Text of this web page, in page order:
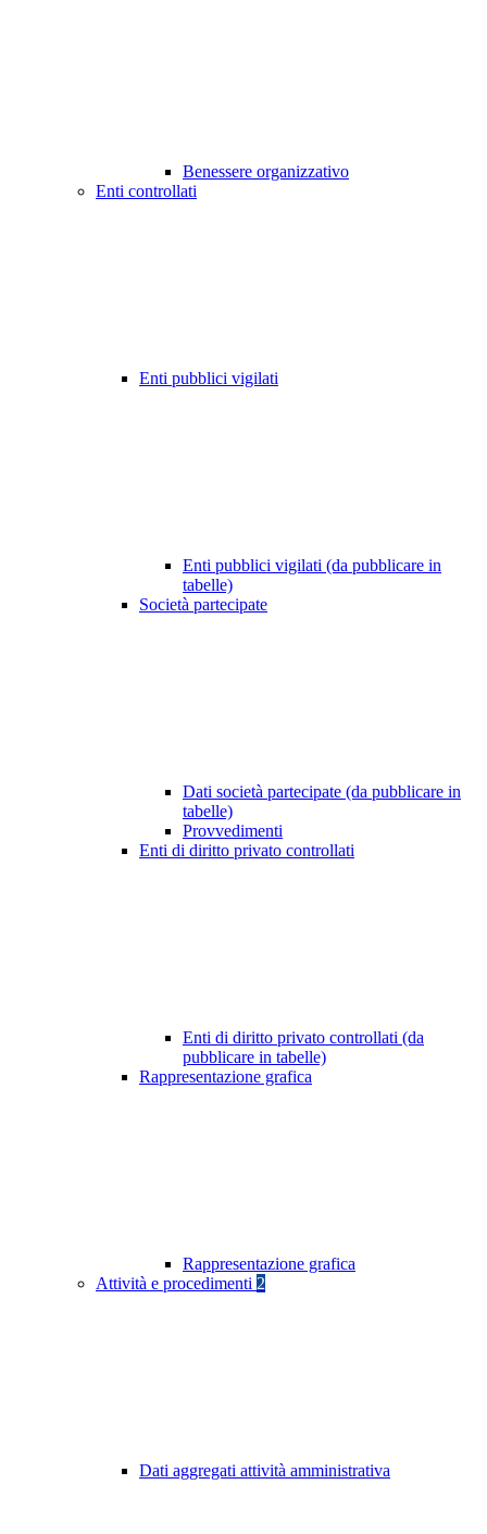
Benessere organizzativo
Enti controllati
Enti pubblici vigilati
Enti pubblici vigilati (da pubblicare in
tabelle)
Società partecipate
Dati società partecipate (da pubblicare in
tabelle)
Provvedimenti
Enti di diritto privato controllati
Enti di diritto privato controllati (da
pubblicare in tabelle)
Rappresentazione grafica
Rappresentazione grafica
Attività e procedimenti 2
Dati aggregati attività amministrativa